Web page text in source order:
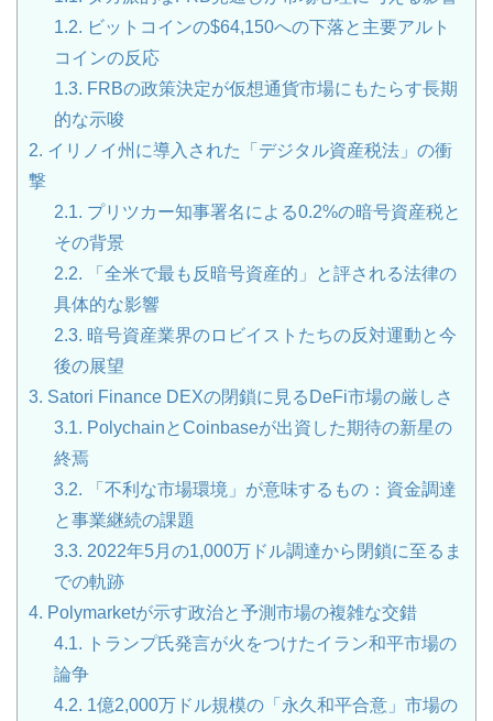
1.2. ビットコインの$64,150への下落と主要アルト
コインの反応
1.3. FRBの政策決定が仮想通貨市場にもたらす長期
的な示唆
2. イリノイ州に導入された「デジタル資産税法」の衝
撃
2.1. プリツカー知事署名による0.2%の暗号資産税と
その背景
2.2. 「全米で最も反暗号資産的」と評される法律の
具体的な影響
2.3. 暗号資産業界のロビイストたちの反対運動と今
後の展望
3. Satori Finance DEXの閉鎖に見るDeFi市場の厳しさ
3.1. PolychainとCoinbaseが出資した期待の新星の
終焉
3.2. 「不利な市場環境」が意味するもの：資金調達
と事業継続の課題
3.3. 2022年5月の1,000万ドル調達から閉鎖に至るま
での軌跡
4. Polymarketが示す政治と予測市場の複雑な交錯
4.1. トランプ氏発言が火をつけたイラン和平市場の
論争
4.2. 1億2,000万ドル規模の「永久和平合意」市場の